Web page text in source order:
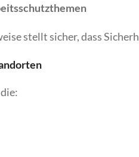
stellt sicher, dass